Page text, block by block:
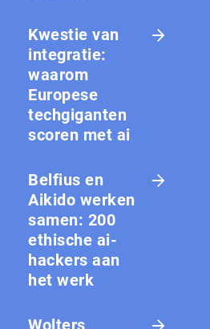
Kwestie van
integratie:
waarom
Europese
techgiganten
scoren met ai
Belfius en
Aikido werken
samen: 200
ethische ai-
hackers aan
het werk
Wolters